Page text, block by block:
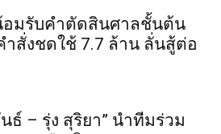
อมรับคำตัดสินศาลชั้นต้น
สั่งชดใช้ 7.7 ล้าน ลั่นสู้ต่อ
ธ์ – รุ่ง สุริยา” นำทีมร่วม